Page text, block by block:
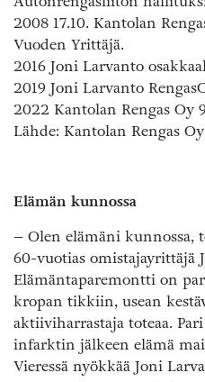
2008 17.10. Kantolan
Vuoden Yrittäjä.
2016 Joni Larvanto
2019 Joni Larvanto
2022 Kantolan Rengas Oy
Lähde: Kantolan Rengas Oy
Elämän kunnossa
– Olen elämäni kunnossa,
60-vuotias omistajayrittäjä
Elämäntaparemontti on
kropan tikkiin, usean
aktiiviharrastaja toteaa.
infarktin jälkeen elämä
Vieressä nyökkää Joni